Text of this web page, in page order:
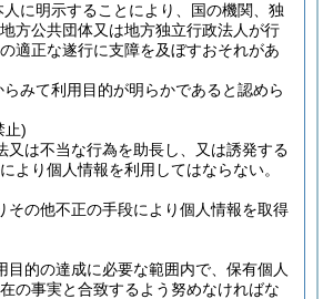
に明示することにより、国の機関、独
方公共団体又は地方独立行政法人が行
適正な遂行に支障を及ぼすおそれがあ
みて利用目的が明らかであると認めら
止)
又は不当な行為を助長し、又は誘発する
より個人情報を利用してはならない。
その他不正の手段により個人情報を取得
目的の達成に必要な範囲内で、保有個人
の事実と合致するよう努めなければな